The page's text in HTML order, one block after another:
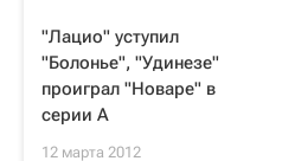
"Лацио" уступил
"Болонье", "Удинезе"
проиграл "Новаре" в
серии А
12 марта 2012